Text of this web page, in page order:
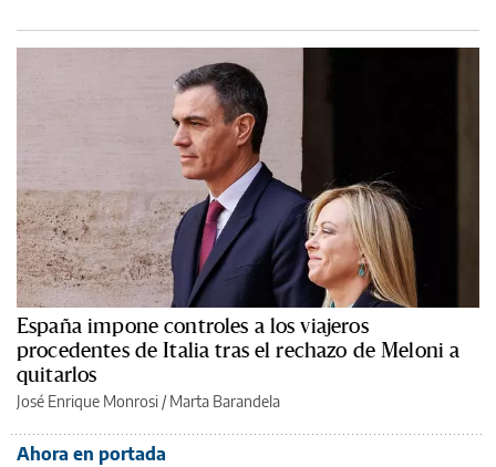
España impone controles a los viajeros
procedentes de Italia tras el rechazo de Meloni a
quitarlos
José Enrique Monrosi / Marta Barandela
Ahora en portada